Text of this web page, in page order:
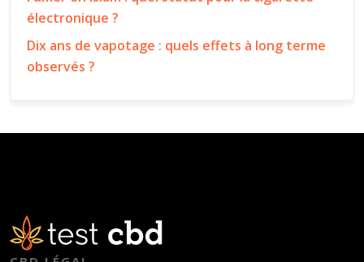
électronique ?
Dix ans de vapotage : quels effets à long terme
observés ?